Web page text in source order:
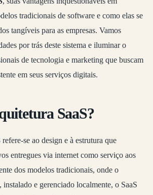
tradicionais de software e como elas se
tangíveis para as empresas. Vamos
por trás deste sistema e iluminar o
de tecnologia e marketing que buscam
em seus serviços digitais.
SaaS?
refere-se ao design e à estrutura que
entregues via internet como serviço aos
dos modelos tradicionais, onde o
e gerenciado localmente, o SaaS